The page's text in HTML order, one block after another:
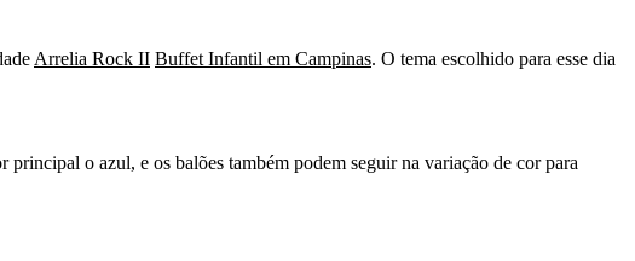
Arrelia Rock II Buffet Infantil em Campinas. O tema escolhido para esse dia
o azul, e os balões também podem seguir na variação de cor para